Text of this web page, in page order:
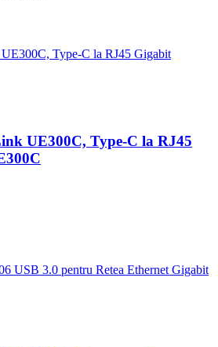
UE300C, Type-C la RJ45